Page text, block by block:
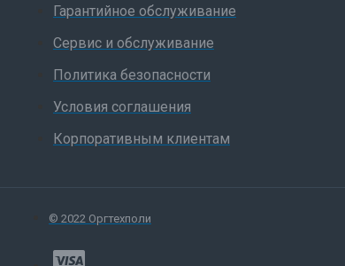
Гарантийное обслуживание
Сервис и обслуживание
Политика безопасности
Условия соглашения
Корпоративным клиентам
© 2022 Оргтехполи